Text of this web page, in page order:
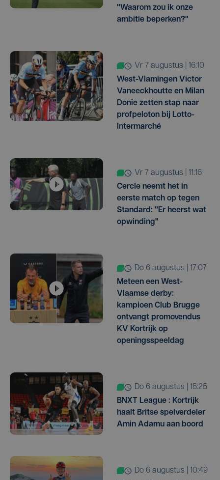
"Waarom zou ik onze
ambitie beperken?"
vr 7 augustus | 16:10
West-Vlamingen Victor
Vaneeckhoutte en Milan
Donie zetten stap naar
profpeloton bij Lotto-
Intermarché
vr 7 augustus | 11:16
Cercle neemt het in
eerste match op tegen
Standard: "Er heerst wat
opwinding"
do 6 augustus | 17:07
Meteen een West-
Vlaamse derby:
kampioen Club Brugge
ontvangt promovendus
KV Kortrijk op
openingsspeeldag
do 6 augustus | 15:25
BNXT League : Kortrijk
haalt Britse spelverdeler
Amin Adamu aan boord
do 6 augustus | 10:49